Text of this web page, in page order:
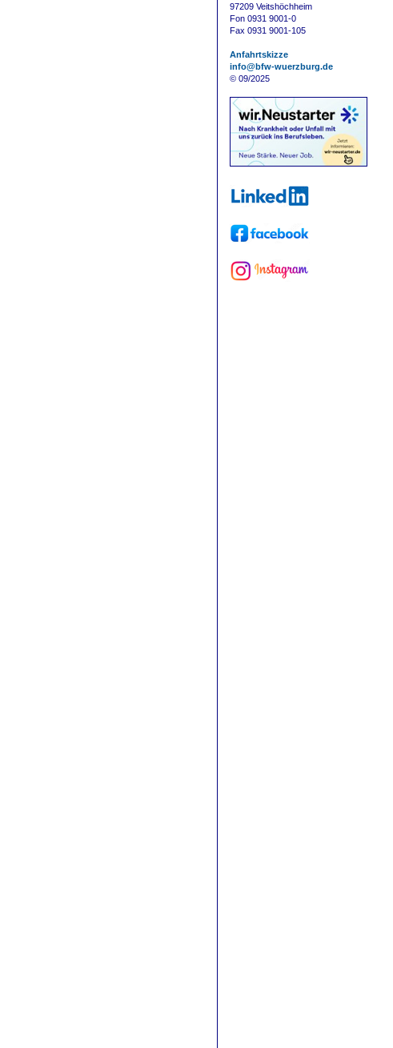
97209 Veitshöchheim
Fon 0931 9001-0
Fax 0931 9001-105
Anfahrtskizze
info@bfw-wuerzburg.de
© 09/2025